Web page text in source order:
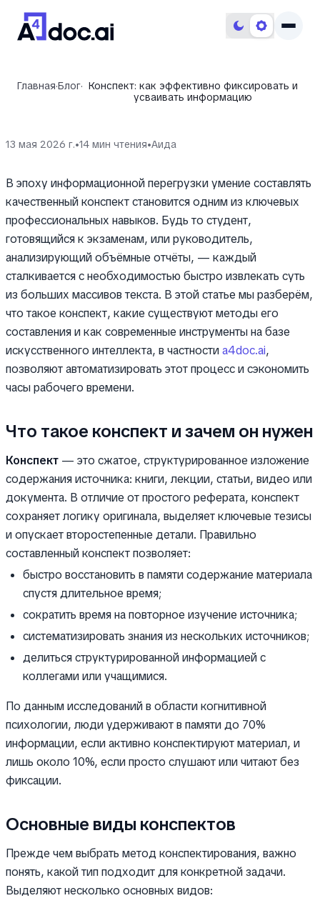
Главная·Блог· Конспект: как эффективно фиксировать и
усваивать информацию
13 мая 2026 г.•14 мин чтения•Aида
В эпоху информационной перегрузки умение составлять
качественный конспект становится одним из ключевых
профессиональных навыков. Будь то студент,
готовящийся к экзаменам, или руководитель,
анализирующий объёмные отчёты, — каждый
сталкивается с необходимостью быстро извлекать суть
из больших массивов текста. В этой статье мы разберём,
что такое конспект, какие существуют методы его
составления и как современные инструменты на базе
искусственного интеллекта, в частностиa4doc.ai,
позволяют автоматизировать этот процесс и сэкономить
часы рабочего времени.
Что такое конспект и зачем он нужен
Конспект — это сжатое, структурированное изложение
содержания источника: книги, лекции, статьи, видео или
документа. В отличие от простого реферата, конспект
сохраняет логику оригинала, выделяет ключевые тезисы
и опускает второстепенные детали. Правильно
составленный конспект позволяет:
быстро восстановить в памяти содержание материала
спустя длительное время;
сократить время на повторное изучение источника;
систематизировать знания из нескольких источников;
делиться структурированной информацией с
коллегами или учащимися.
По данным исследований в области когнитивной
психологии, люди удерживают в памяти до 70%
информации, если активно конспектируют материал, и
лишь около 10%, если просто слушают или читают без
фиксации.
Основные виды конспектов
Прежде чем выбрать метод конспектирования, важно
понять, какой тип подходит для конкретной задачи.
Выделяют несколько основных видов: